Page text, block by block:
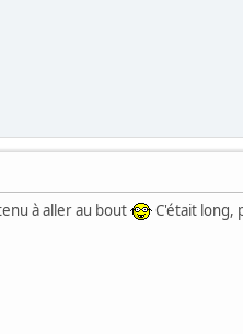
à aller au bout
C'était long,